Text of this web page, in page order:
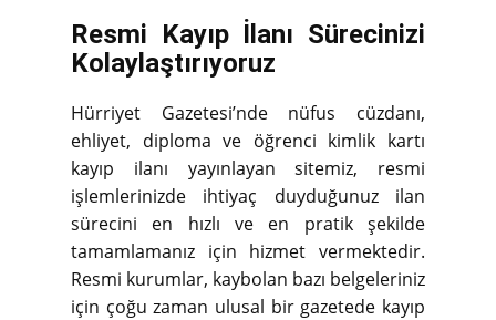
Resmi Kayıp İlanı Sürecinizi
Kolaylaştırıyoruz
Hürriyet Gazetesi’nde nüfus cüzdanı,
ehliyet, diploma ve öğrenci kimlik kartı
kayıp ilanı yayınlayan sitemiz, resmi
işlemlerinizde ihtiyaç duyduğunuz ilan
sürecini en hızlı ve en pratik şekilde
tamamlamanız için hizmet vermektedir.
Resmi kurumlar, kaybolan bazı belgeleriniz
için çoğu zaman ulusal bir gazetede kayıp